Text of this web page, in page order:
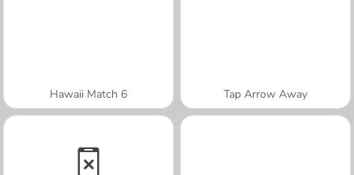
Hawaii Match 6 Tap Arrow Away